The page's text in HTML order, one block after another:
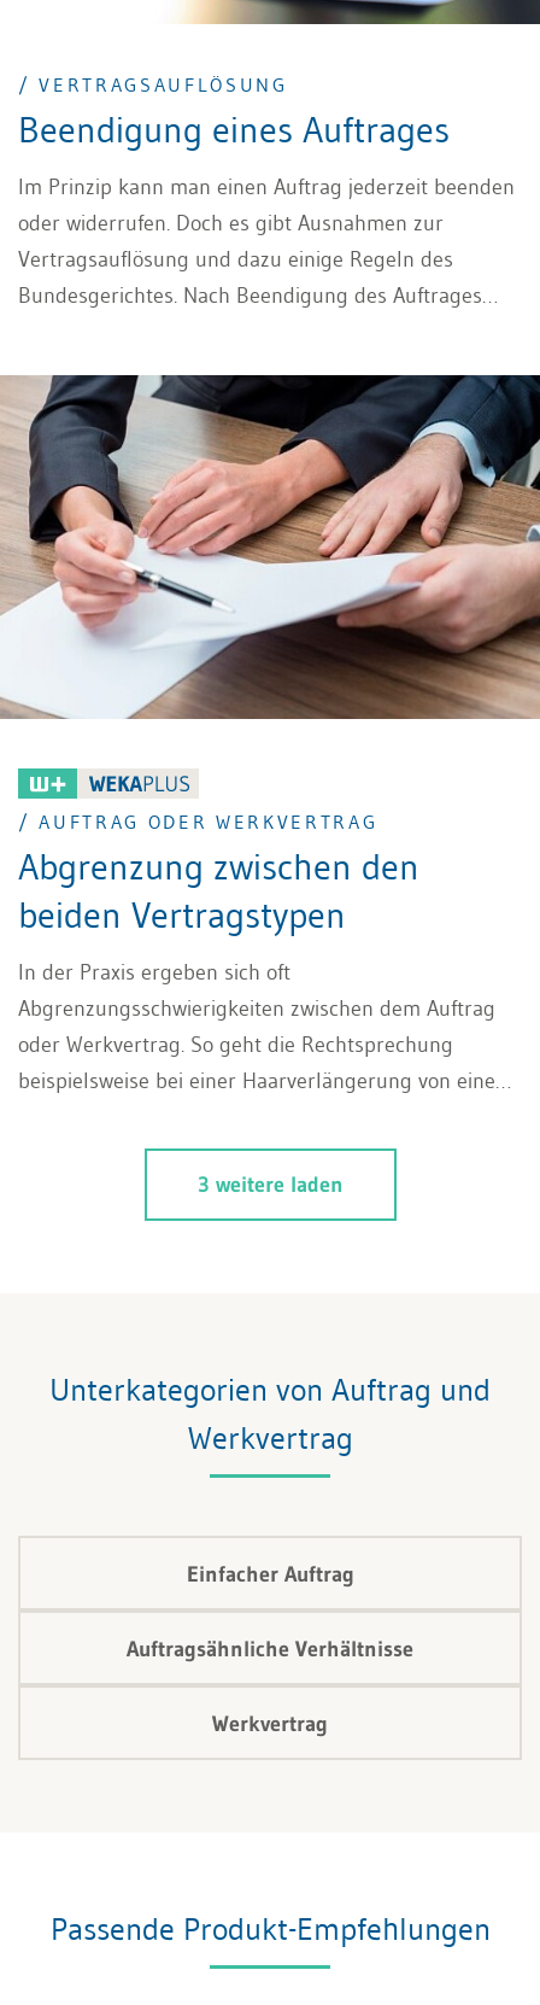
/ VERTRAGSAUFLÖSUNG
Beendigung eines Auftrages
Im Prinzip kann man einen Auftrag jederzeit beenden
oder widerrufen. Doch es gibt Ausnahmen zur
Vertragsauflösung und dazu einige Regeln des
Bundesgerichtes. Nach Beendigung des Auftrages
von jeder Partei immer widerrufen oder gekündigt
werden. Diese Möglichkeit kann laut Bundesgericht
nicht vertraglich aufgehoben werden, man kann auch
keine Konventionalstrafe vereinbaren. Den Widerruf
muss man nicht begründen. Man kann natürlich
trotzdem eine Kündigungsfrist vereinbaren, die aber
das Recht zum jederzeitigen Widerruf nicht aufheben
darf, was entsprechend zu formulieren ist.
/ AUFTRAG ODER WERKVERTRAG
Abgrenzung zwischen den
beiden Vertragstypen
In der Praxis ergeben sich oft
Abgrenzungsschwierigkeiten zwischen dem Auftrag
oder Werkvertrag. So geht die Rechtsprechung
beispielsweise bei einer Haarverlängerung von einem
von einem Auftrag aus. Aufgrund der Möglichkeit,
einen Auftrag im Gegensatz zum Werkvertrag
jederzeit zu kündigen, ist die Unterscheidung in der
3 weitere laden
Unterkategorien von Auftrag und
Werkvertrag
Einfacher Auftrag
Auftragsähnliche Verhältnisse
Werkvertrag
Passende Produkt-Empfehlungen